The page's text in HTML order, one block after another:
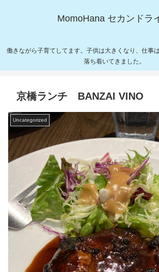
MomoHana セカンドラ
働きながら子育てしてます。子供は大きくなり、仕事
落ち着いてきました。
京橋ランチ BANZAI VINO
Uncategorized